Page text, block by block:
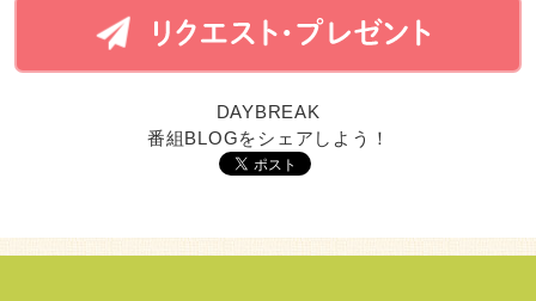
DAYBREAK
番組BLOGをシェアしよう！